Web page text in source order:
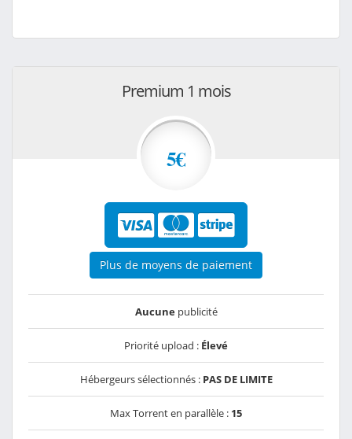
Premium 1 mois
5€
Plus de moyens de paiement
Aucunepublicité
Priorité upload : Élevé
Hébergeurs sélectionnés : PAS DE LIMITE
Max Torrent en parallèle : 15